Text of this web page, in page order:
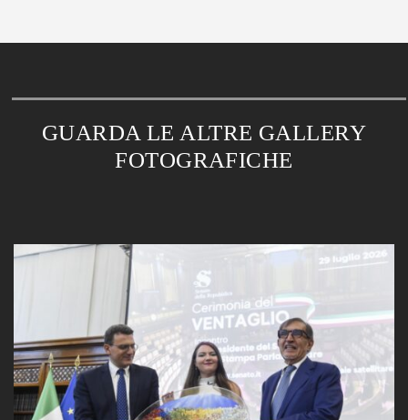
GUARDA LE ALTRE GALLERY
FOTOGRAFICHE